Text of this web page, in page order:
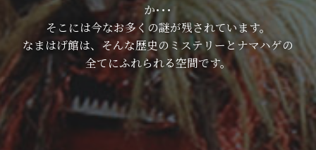
か･･･
そこには今なお多くの謎が残されています。
なまはげ館は、そんな歴史のミステリーとナマハゲの
全てにふれられる空間です。